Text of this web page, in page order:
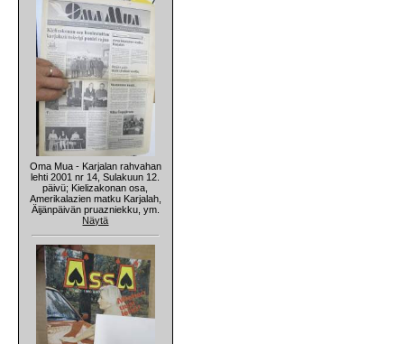
Oma Mua - Karjalan rahvahan
lehti 2001 nr 14, Sulakuun 12.
päivü; Kielizakonan osa,
Amerikalazien matku Karjalah,
Äijänpäivän pruazniekku, ym.
Näytä